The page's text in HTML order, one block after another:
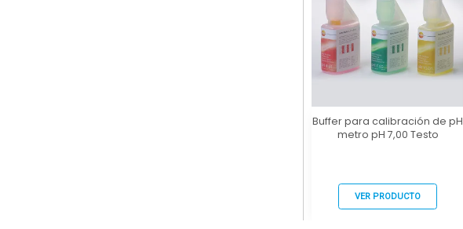
Buffer para calibración de pH
metro pH 7,00 Testo
VER PRODUCTO